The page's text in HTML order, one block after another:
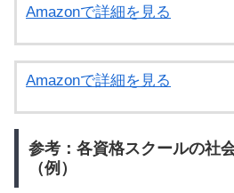
Amazonで詳細を見る
Amazonで詳細を見る
参考：各資格スクールの社
（例）